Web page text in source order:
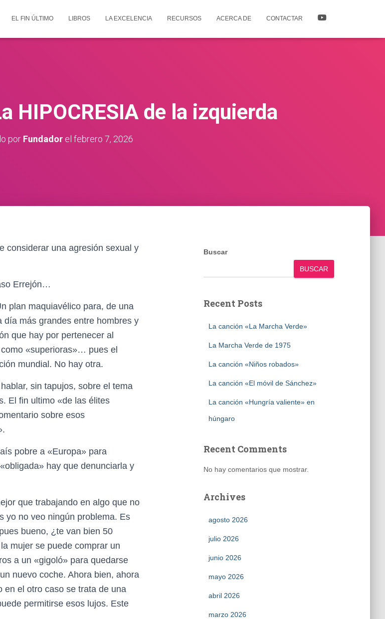
EL FIN ÚLTIMO LIBROS LA EXCELENCIA RECURSOS ACERCA DE CONTACTAR
HIPOCRESIA de la izquierda
por Fundadorel febrero 7, 2026
considerar una agresión sexual y
Errejón…
plan maquiavélico para, de una
día más grandes entre hombres y
que hay por pertenecer al
«superioras»… pues el
mundial. No hay otra.
sin tapujos, sobre el tema
El fin ultimo «de las élites
sobre esos
pobre a «Europa» para
hay que denunciarla y
que trabajando en algo que no
yo no veo ningún problema. Es
bueno, ¿te van bien 50
mujer se puede comprar un
a un «gigoló» para quedarse
nuevo coche. Ahora bien, ahora
en el otro caso se trata de una
permitirse esos lujos. Este
Buscar
BUSCAR
Recent Posts
La canción «La Marcha Verde»
La Marcha Verde de 1975
La canción «Niños robados»
La canción «El móvil de Sánchez»
La canción «Hungría valiente» en
húngaro
Recent Comments
No hay comentarios que mostrar.
Archives
agosto 2026
julio 2026
junio 2026
mayo 2026
abril 2026
marzo 2026